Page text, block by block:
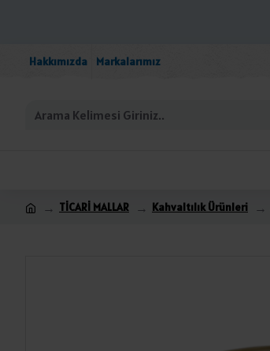
Hakkımızda Markalarımız
TİCARİ MALLAR Kahvaltılık Ürünleri